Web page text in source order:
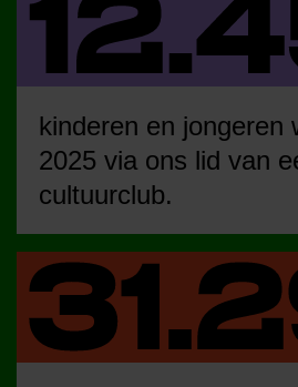
kinderen en jongeren
2025 via ons lid van
cultuurclub.